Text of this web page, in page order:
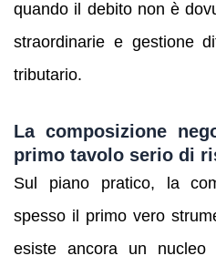
quando il debito non è
straordinarie e gestione
tributario.
La composizione
primo tavolo serio di
Sul piano pratico, la
spesso il primo vero
esiste ancora un nucleo